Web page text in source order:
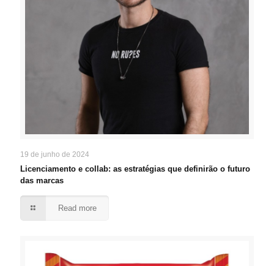
19 de junho de 2024
Licenciamento e collab: as estratégias que definirão o futuro
das marcas
Read more